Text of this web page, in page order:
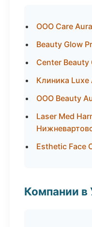
ООО Care
Beauty Glow
Center
Клиника
ООО Beauty
Laser Med
Esthetic Face
Компании в